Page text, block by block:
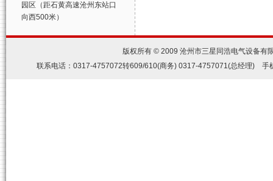
园区（距石黄高速沧州东站口
向西500米）
版权所有 © 2009 沧州市三星同浩电气设备
联系电话：0317-4757072转609/610(商务) 0317-4757071(总经理)